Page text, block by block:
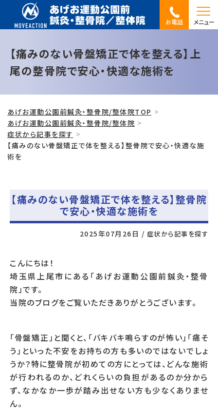
お電話 メニュー
【痛みのない骨盤矯正で体を整える】上
尾の整骨院で安心・快適な施術を
あげお運動公園前鍼灸・整骨院/整体院TOP
あげお運動公園前鍼灸・整骨院/整体院
症状から記事を探す
【痛みのない骨盤矯正で体を整える】整骨院で安心・快適な施
術を
【痛みのない骨盤矯正で体を整える】整骨院
で安心・快適な施術を
2025年07月26日 / 症状から記事を探す
こんにちは！
埼玉県上尾市にある「あげお運動公園前鍼灸・整骨
院」です。
当院のブログをご覧いただきありがとうございます。
「骨盤矯正」と聞くと、「バキバキ鳴らすのが怖い」「痛そ
う」といった不安をお持ちの方も多いのではないでしょ
うか？特に整骨院が初めての方にとっては、どんな施術
が行われるのか、どれくらいの負担があるのか分から
ず、なかなか一歩が踏み出せない方も少なくありませ
ん。